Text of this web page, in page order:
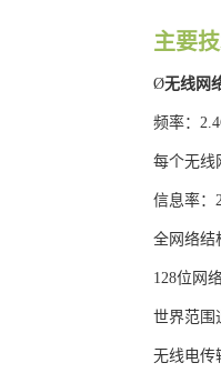
主要
Ø无线网
频率：
每个无线
信息率：
全网络结
128位网
世界范围
无线电传